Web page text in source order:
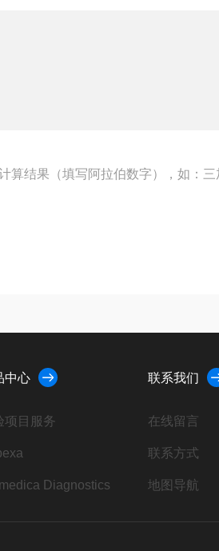
算结果（填写阿拉伯数字），如：三
中心
项目服务
Diagnostics
联系我们
在线留言
联系方式
地图导航